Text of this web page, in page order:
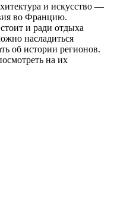
и искусство —
во Францию.
и ради отдыха
насладиться
об истории регионов.
на их